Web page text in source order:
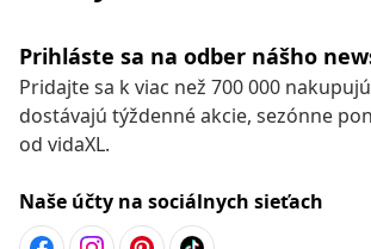
Prihláste sa na odber nášho
Pridajte sa k viac než 700 000
dostávajú týždenné akcie, sezónne
od vidaXL.
Naše účty na sociálnych sieťach